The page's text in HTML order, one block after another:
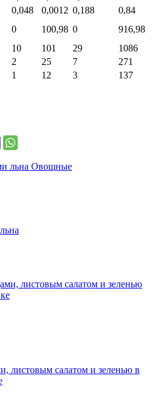
0,048 0,0012 0,188
0,84
0 100,98 0
916,98
10 101 29
1086
2 25 7
271
1 12 3 137
Овощные
листовым салатом и зеленью в